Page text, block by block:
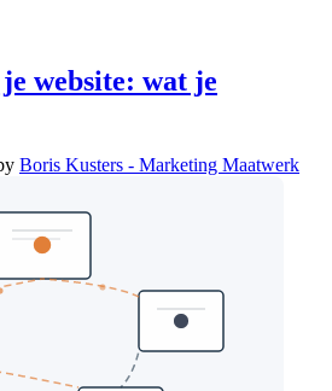
website: wat je
Boris Kusters - Marketing Maatwerk